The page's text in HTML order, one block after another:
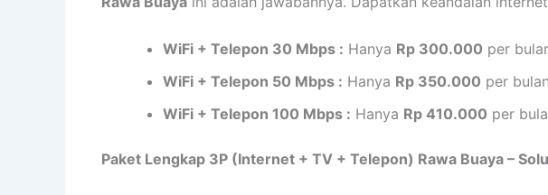
WiFi + Telepon 30 Mbps : Hanya Rp 300.000 per
WiFi + Telepon 50 Mbps : Hanya Rp 350.000 per
WiFi + Telepon 100 Mbps : Hanya Rp 410.000 per
Paket Lengkap 3P (Internet + TV + Telepon) Rawa Buaya –